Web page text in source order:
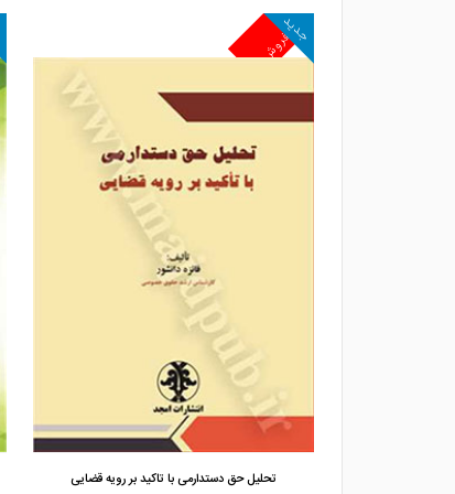
مشاهده و خرید
پرفروش
جدید
تحلیل حق دستدارمی با تاکید بر رویه قضایی